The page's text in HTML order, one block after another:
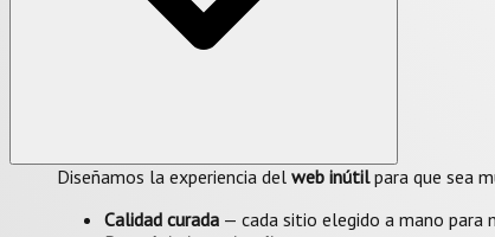
Diseñamos la experiencia del web inútilpara que sea
Calidad curada — cada sitio elegido a mano para